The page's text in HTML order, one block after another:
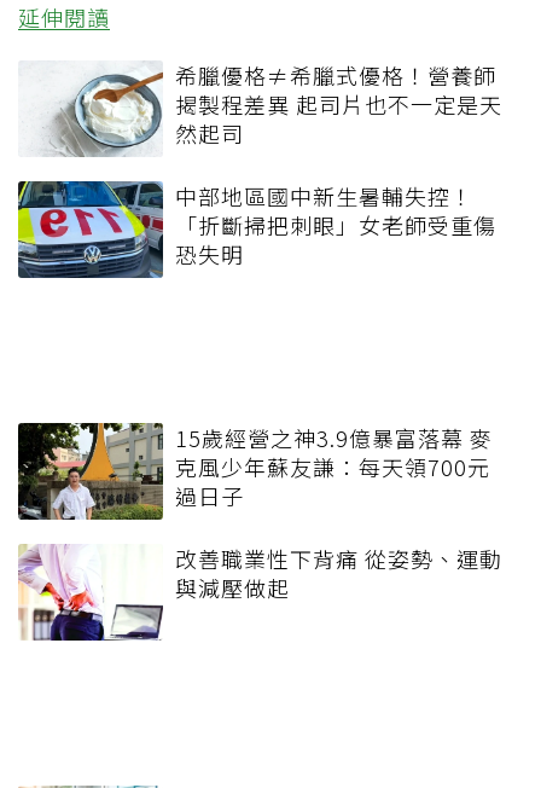
延伸閱讀
希臘優格≠希臘式優格！營養師
揭製程差異 起司片也不一定是天
然起司
中部地區國中新生暑輔失控！
「折斷掃把刺眼」女老師受重傷
恐失明
15歲經營之神3.9億暴富落幕 麥
克風少年蘇友謙：每天領700元
過日子
改善職業性下背痛 從姿勢、運動
與減壓做起